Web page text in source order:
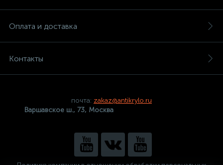
Оплата и доставка
Контакты
почта: zakaz@antikrylo.ru
Варшавское ш., 73, Москва